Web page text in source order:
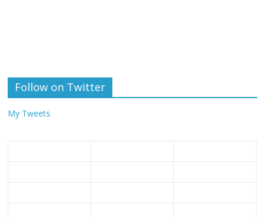
Follow on Twitter
My Tweets